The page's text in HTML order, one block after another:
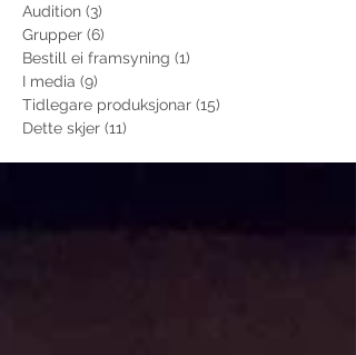
Audition (3)
Grupper (6)
Bestill ei framsyning (1)
I media (9)
Tidlegare produksjonar (15)
Dette skjer (11)